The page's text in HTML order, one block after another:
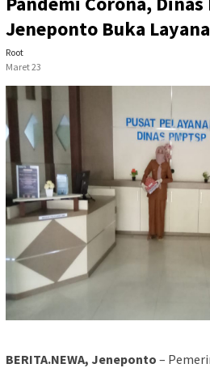
Jeneponto Buka
Root
Maret 23
BERITA.NEWA, Jeneponto –